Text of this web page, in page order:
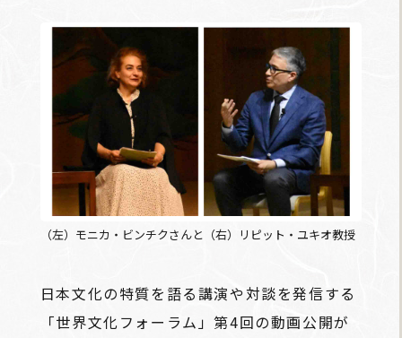
（左）モニカ・ビンチクさんと（右）リピット・ユキオ教授
日本文化の特質を語る講演や対談を発信する
「世界文化フォーラム」第4回の動画公開が